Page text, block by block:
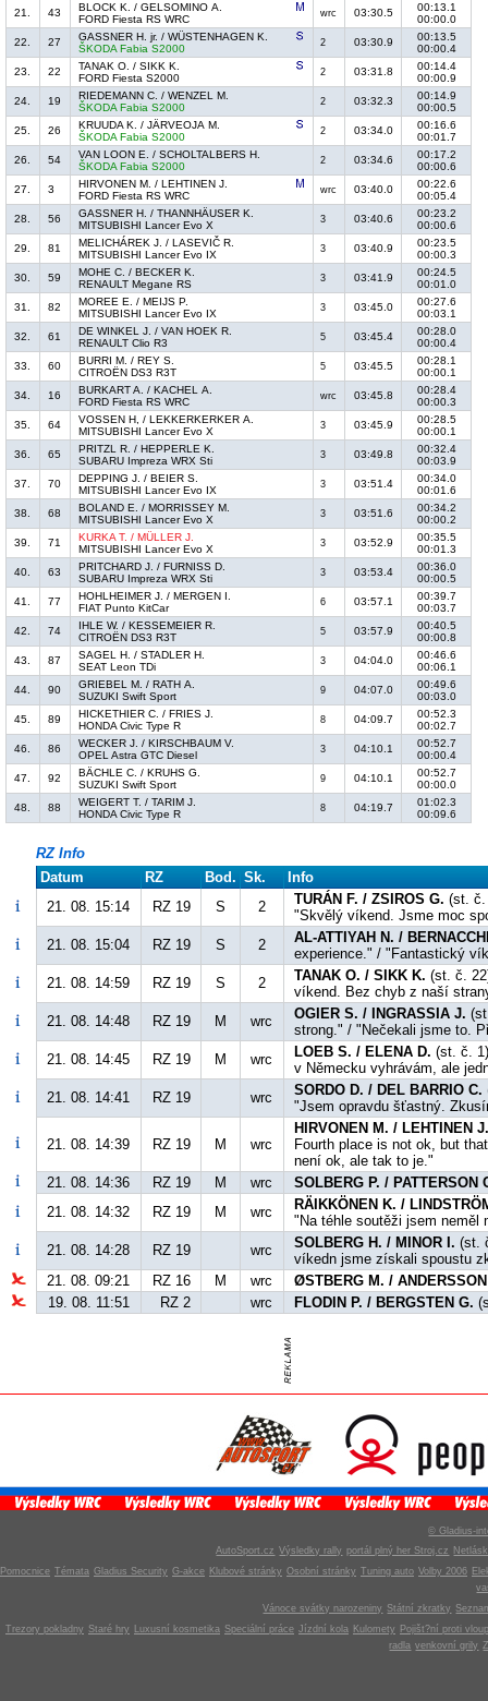
21.
43
BLOCK K. / GELSOMINO A.
FORD Fiesta RS WRC
wrc 03:30.5
00:13.1
00:00.0
22.
27
GASSNER H. jr. / WÜSTENHAGEN K.
ŠKODA Fabia S2000
2 03:30.9
00:13.5
00:00.4
23.
22
TANAK O. / SIKK K.
FORD Fiesta S2000
2 03:31.8
00:14.4
00:00.9
24.
19
RIEDEMANN C. / WENZEL M.
ŠKODA Fabia S2000
2 03:32.3
00:14.9
00:00.5
25.
26
KRUUDA K. / JÄRVEOJA M.
ŠKODA Fabia S2000
2 03:34.0
00:16.6
00:01.7
26.
54
VAN LOON E. / SCHOLTALBERS H.
ŠKODA Fabia S2000
2 03:34.6
00:17.2
00:00.6
27.
3
HIRVONEN M. / LEHTINEN J.
FORD Fiesta RS WRC
wrc 03:40.0
00:22.6
00:05.4
28.
56
GASSNER H. / THANNHÄUSER K.
MITSUBISHI Lancer Evo X
3 03:40.6
00:23.2
00:00.6
29.
81
MELICHÁREK J. / LASEVIČ R.
MITSUBISHI Lancer Evo IX
3 03:40.9
00:23.5
00:00.3
30.
59
MOHE C. / BECKER K.
RENAULT Megane RS
3 03:41.9
00:24.5
00:01.0
31.
82
MOREE E. / MEIJS P.
MITSUBISHI Lancer Evo IX
3 03:45.0
00:27.6
00:03.1
32.
61
DE WINKEL J. / VAN HOEK R.
RENAULT Clio R3
5 03:45.4
00:28.0
00:00.4
33.
60
BURRI M. / REY S.
CITROËN DS3 R3T
5 03:45.5
00:28.1
00:00.1
34.
16
BURKART A. / KACHEL A.
FORD Fiesta RS WRC
wrc 03:45.8
00:28.4
00:00.3
35.
64
VOSSEN H, / LEKKERKERKER A.
MITSUBISHI Lancer Evo X
3 03:45.9
00:28.5
00:00.1
36.
65
PRITZL R. / HEPPERLE K.
SUBARU Impreza WRX Sti
3 03:49.8
00:32.4
00:03.9
37.
70
DEPPING J. / BEIER S.
MITSUBISHI Lancer Evo IX
3 03:51.4
00:34.0
00:01.6
38.
68
BOLAND E. / MORRISSEY M.
MITSUBISHI Lancer Evo X
3 03:51.6
00:34.2
00:00.2
39.
71
KURKA T. / MÜLLER J.
MITSUBISHI Lancer Evo X
3 03:52.9
00:35.5
00:01.3
40.
63
PRITCHARD J. / FURNISS D.
SUBARU Impreza WRX Sti
3 03:53.4
00:36.0
00:00.5
41.
77
HOHLHEIMER J. / MERGEN I.
FIAT Punto KitCar
6 03:57.1
00:39.7
00:03.7
42.
74
IHLE W. / KESSEMEIER R.
CITROËN DS3 R3T
5 03:57.9
00:40.5
00:00.8
43.
87
SAGEL H. / STADLER H.
SEAT Leon TDi
3 04:04.0
00:46.6
00:06.1
44.
90
GRIEBEL M. / RATH A.
SUZUKI Swift Sport
9 04:07.0
00:49.6
00:03.0
45.
89
HICKETHIER C. / FRIES J.
HONDA Civic Type R
8 04:09.7
00:52.3
00:02.7
46.
86
WECKER J. / KIRSCHBAUM V.
OPEL Astra GTC Diesel
3 04:10.1
00:52.7
00:00.4
47.
92
BÄCHLE C. / KRUHS G.
SUZUKI Swift Sport
9 04:10.1
00:52.7
00:00.0
48.
88
WEIGERT T. / TARIM J.
HONDA Civic Type R
8 04:19.7
01:02.3
00:09.6
RZ Info
Datum
RZ Bod. Sk.
Info
21. 08. 15:14
RZ 19 S 2 TURÁN F. / ZSIROS G. (st. č.
"Skvělý víkend. Jsme moc
21. 08. 15:04
RZ 19 S 2
AL-ATTIYAH N. /
experience." / "Fantastický
21. 08. 14:59
RZ 19 S 2 TANAK O. / SIKK K. (st. č.
víkend. Bez chyb z naší
21. 08. 14:48
RZ 19 M wrc OGIER S. / INGRASSIA J.
strong." / "Nečekali jsme to.
21. 08. 14:45
RZ 19 M wrc LOEB S. / ELENA D. (st. č.
v Německu vyhrávám, ale
21. 08. 14:41
RZ 19 wrc SORDO D. / DEL BARRIO C.
"Jsem opravdu šťastný.
21. 08. 14:39 RZ 19 M wrc
HIRVONEN M. / LEHTINEN
Fourth place is not ok, but
není ok, ale tak to je."
21. 08. 14:36
RZ 19 M wrc
SOLBERG P. / PATTERSON
21. 08. 14:32
RZ 19 M wrc
RÄIKKÖNEN K. /
"Na téhle soutěži jsem neměl
21. 08. 14:28
RZ 19 wrc SOLBERG H. / MINOR I. (st.
víkedn jsme získali spoustu
21. 08. 09:21
RZ 16 M wrc
ØSTBERG M. /
19. 08. 11:51
RZ 2 wrc FLODIN P. / BERGSTEN G.
© Gladius-
AutoSport.cz Výsledky rally portál plný her Stroj.cz
Pomocnice Témata Gladius Security G-akce Klubové stránky Osobní stránky Tuning auto Volby 2006
Vánoce svátky narozeniny Státní zkratky
Trezory pokladny Staré hry Luxusní kosmetika Speciální práce Jízdní kola Kulomety
Pojišt?ní proti
radla venkovní grily